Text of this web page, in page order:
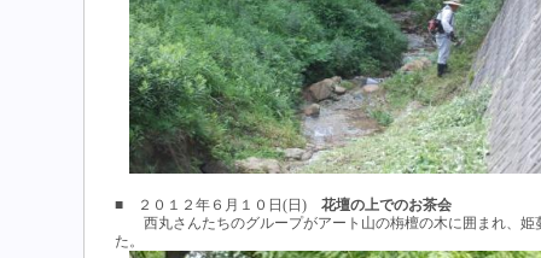
■ ２０１２年６月１０日(日) 花壇の上でのお茶会
西丸さんたちのグループがアート山の栴檀の木に囲まれ、姫
た。